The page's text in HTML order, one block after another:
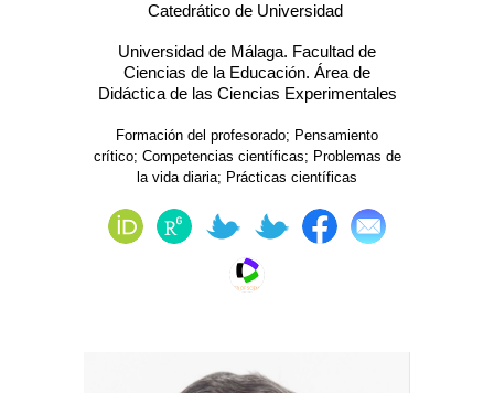
Catedrático de Universidad
Universidad de Málaga. Facultad de
Ciencias de la Educación. Área de
Didáctica de las Ciencias Experimentales
Formación del profesorado; Pensamiento
crítico; Competencias científicas; Problemas de
la vida diaria; Prácticas científicas